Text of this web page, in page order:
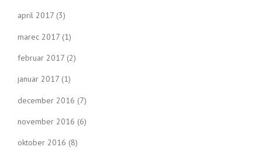
april 2017 (3)
marec 2017 (1)
februar 2017 (2)
januar 2017 (1)
december 2016 (7)
november 2016 (6)
oktober 2016 (8)